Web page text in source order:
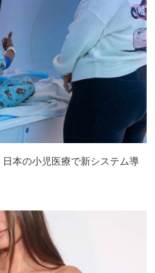
本の小児医療で新システム導